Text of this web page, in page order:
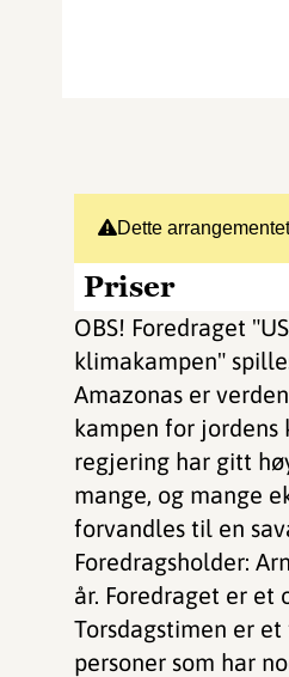
Dette
Priser
OBS! Foredraget
klimakampen"
Amazonas er
kampen for jordens
regjering har gitt
mange, og mange
forvandles til en
Foredragsholder:
år. Foredraget er et
Torsdagstimen er
personer som har